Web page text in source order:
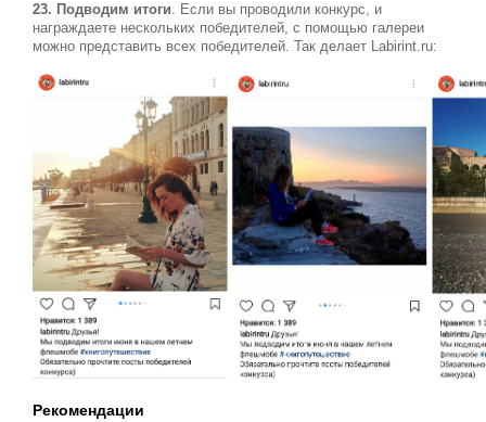
23. Подводим итоги. Если вы проводили конкурс, и
награждаете нескольких победителей, с помощью галереи
можно представить всех победителей. Так делает Labirint.ru:
Рекомендации